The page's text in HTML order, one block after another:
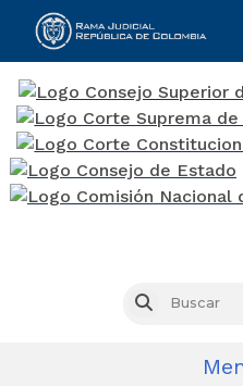
Buscar